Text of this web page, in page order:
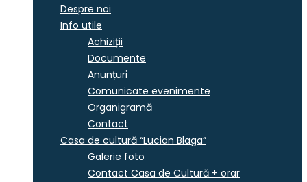
Despre noi
Info utile
Achiziții
Documente
Anunțuri
Comunicate evenimente
Organigramă
Contact
Casa de cultură “Lucian Blaga”
Galerie foto
Contact Casa de Cultură + orar